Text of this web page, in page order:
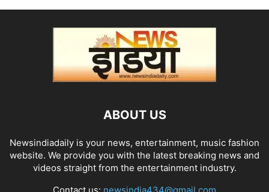
ABOUT US
Newsindiadaily is your news, entertainment, music fashion
website. We provide you with the latest breaking news and
videos straight from the entertainment industry.